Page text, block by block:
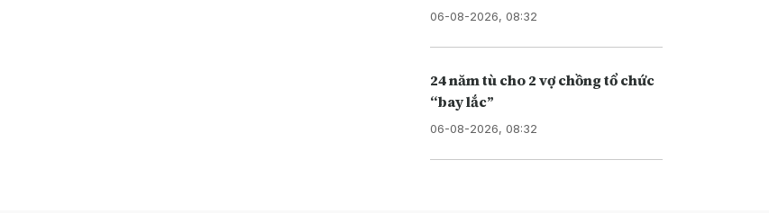
06-08-2026, 08:32
24 năm tù cho 2 vợ chồng tổ chức
“bay lắc”
06-08-2026, 08:32